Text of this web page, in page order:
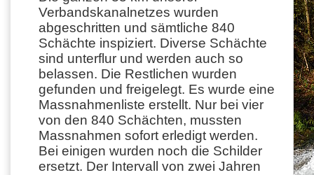
Verbandskanalnetzes wurden
abgeschritten und sämtliche 840
Schächte inspiziert. Diverse Schächte
sind unterflur und werden auch so
belassen. Die Restlichen wurden
gefunden und freigelegt. Es wurde eine
Massnahmenliste erstellt. Nur bei vier
von den 840 Schächten, mussten
Massnahmen sofort erledigt werden.
Bei einigen wurden noch die Schilder
ersetzt. Der Intervall von zwei Jahren